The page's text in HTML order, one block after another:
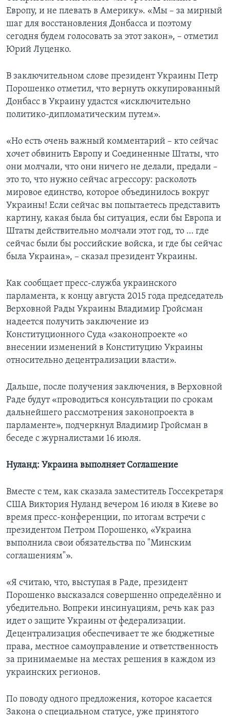
Европу, и не плевать в Америку». «Мы – за мирный
шаг для восстановления Донбасса и поэтому
сегодня будем голосовать за этот закон», – отметил
Юрий Луценко.
В заключительном слове президент Украины Петр
Порошенко отметил, что вернуть оккупированный
Донбасс в Украину удастся «исключительно
политико-дипломатическим путем».
«Но есть очень важный комментарий – кто сейчас
хочет обвинить Европу и Соединенные Штаты, что
они молчали, что они ничего не делали, предали –
это то, что нужно сейчас агрессору: расколоть
мировое единство, которое объединилось вокруг
Украины! Если сейчас вы попытаетесь представить
картину, какая была бы ситуация, если бы Европа и
Штаты действительно молчали этот год, то … где
сейчас были бы российские войска, и где бы сейчас
была Украина», – сказал президент Украины.
Как сообщает пресс-служба украинского
парламента, к концу августа 2015 года председатель
Верховной Рады Украины Владимир Гройсман
надеется получить заключение из
Конституционного Суда «законопроекте «о
внесении изменений в Конституцию Украины
относительно децентрализации власти».
Дальше, после получения заключения, в Верховной
Раде будут «проводиться консультации по срокам
дальнейшего рассмотрения законопроекта в
парламенте», подчеркнул Владимир Гройсман в
беседе с журналистами 16 июля.
Нуланд: Украина выполняет Соглашение
Вместе с тем, как сказала заместитель Госсекретаря
США Виктория Нуланд вечером 16 июля в Киеве во
время пресс-конференции, по итогам встречи с
президентом Петром Порошенко, «Украина
выполнила свои обязательства по "Минским
соглашениям"».
«Я считаю, что, выступая в Раде, президент
Порошенко высказался совершенно определённо и
убедительно. Вопреки инсинуациям, речь как раз
идет о защите Украины от федерализации.
Децентрализация обеспечивает те же бюджетные
права, местное самоуправление и ответственность
за принимаемые на местах решения в каждом из
украинских регионов.
По поводу одного предложения, которое касается
Закона о специальном статусе, уже принятого